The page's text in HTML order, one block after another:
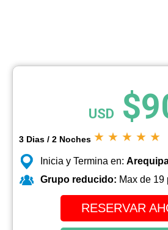
USD
3 Dias / 2 Noches ★ ★ ★ ★ ★
Inicia y Termina en:
Grupo reducido: Max de 19
RESERVAR